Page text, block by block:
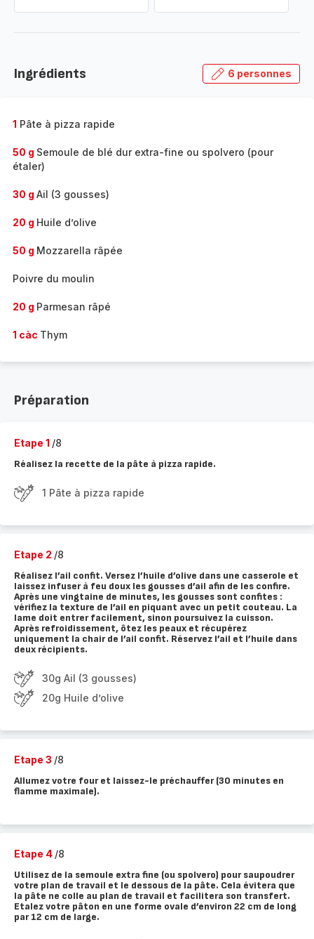
Ingrédients 6 personnes
1 Pâte à pizza rapide
50 g Semoule de blé dur extra-fine ou spolvero (pour
étaler)
30 g Ail (3 gousses)
20 g Huile d’olive
50 g Mozzarella râpée
Poivre du moulin
20 g Parmesan râpé
1 càc Thym
Préparation
Etape 1 /8
Réalisez la recette de la pâte à pizza rapide.
1 Pâte à pizza rapide
Etape 2 /8
Réalisez l’ail confit. Versez l’huile d’olive dans une casserole et
laissez infuser à feu doux les gousses d’ail afin de les confire.
Après une vingtaine de minutes, les gousses sont confites :
vérifiez la texture de l’ail en piquant avec un petit couteau. La
lame doit entrer facilement, sinon poursuivez la cuisson.
Après refroidissement, ôtez les peaux et récupérez
uniquement la chair de l’ail confit. Réservez l’ail et l’huile dans
deux récipients.
30g Ail (3 gousses)
20g Huile d’olive
Etape 3 /8
Allumez votre four et laissez-le préchauffer (30 minutes en
flamme maximale).
Etape 4 /8
Utilisez de la semoule extra fine (ou spolvero) pour saupoudrer
votre plan de travail et le dessous de la pâte. Cela évitera que
la pâte ne colle au plan de travail et facilitera son transfert.
Etalez votre pâton en une forme ovale d’environ 22 cm de long
par 12 cm de large.